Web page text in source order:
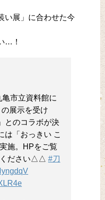
い展」に合わせた今
…！
市立資料館に
の展示を受け
とのコラボが決
は「おっきい こ
施。HPをご覧
ください△△ #刀